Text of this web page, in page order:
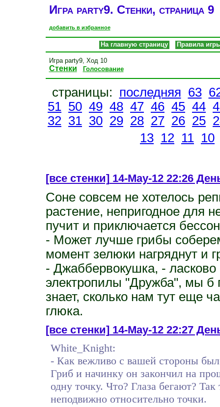
Игра party9. Стенки, страница 9
добавить в избранное
На главную страницу Правила
Игра party9, Ход 10
Стенки Голосование
страницы: последняя 63
51
50 49 48 47 46 45 44
32 31 30 29 28 27 26 25
13 12 11 10
[все стенки]14-May-12 22:26
Соне совсем не хотелось
растение, непригодное для
пучит и приключается
- Может лучше грибы
момент зелюки нагряднут и
- Джаббервокушка, -
электропилы "Дружба", мы б
знает, сколько нам тут еще
глюка.
[все стенки]14-May-12 22:27
White_Knight:
- Как вежливо с вашей стороны
Гриб и начинку он закончил на
одну точку. Что? Глаза бегают?
неподвижно относительно точки.